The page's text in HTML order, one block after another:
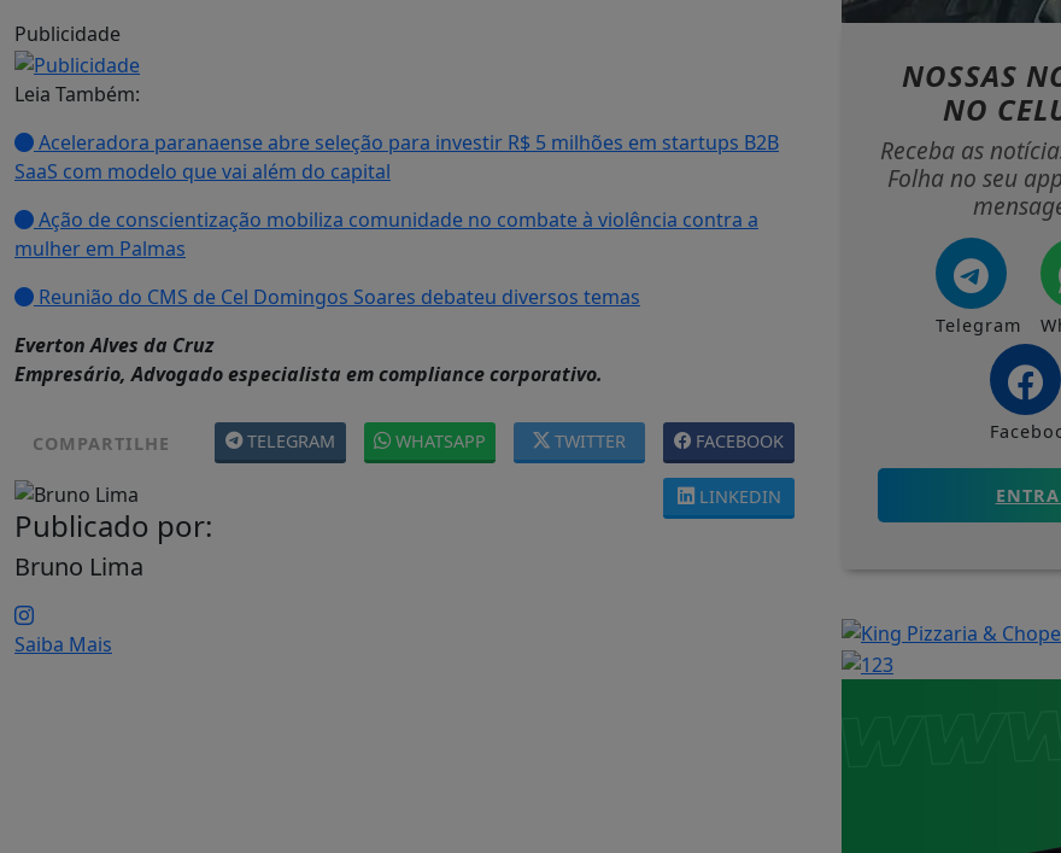
Publicidade
Leia Também:
Aceleradora paranaense abre seleção para investir R$ 5 milhões em startups B2B
SaaS com modelo que vai além do capital
Ação de conscientização mobiliza comunidade no combate à violência contra a
mulher em Palmas
Reunião do CMS de Cel Domingos Soares debateu diversos temas
Everton Alves da Cruz
Empresário, Advogado especialista em compliance corporativo.
COMPARTILHE FACEBOOK
TWITTER
WHATSAPP
TELEGRAM
LINKEDIN
Publicado por:
Bruno Lima
Saiba Mais
NOSSAS
NO
Receba as
Folha no seu
Telegram